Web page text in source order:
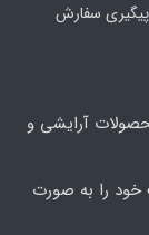
پیگیری سفارش
آرایشی و
خود را به صورت